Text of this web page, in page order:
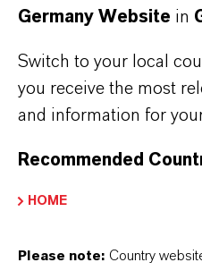
partnerschaftliches
Kunden. Unsere Kunden
maßgeschneiderten
und einem tiefen
finden Sie gleich elf
ist.
IM MITTELPUNKT
Germany Website in
Switch to your local
you receive the most
and information for
Recommended
HOME
Please note: Country